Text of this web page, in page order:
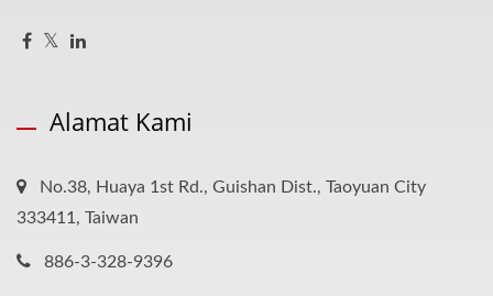
Alamat Kami
No.38, Huaya 1st Rd., Guishan Dist., Taoyuan City
333411, Taiwan
886-3-328-9396